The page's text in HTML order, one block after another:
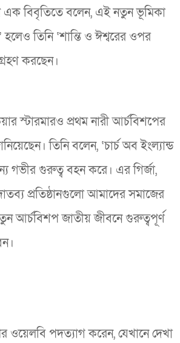
এক বিবৃতিতে বলেন, এই নতুন ভূমিকা
হলেও তিনি ‘শান্তি ও ঈশ্বরের ওপর
করছেন।
স্টারমারও প্রথম নারী আর্চবিশপের
তিনি বলেন, ‘চার্চ অব ইংল্যান্ড
গভীর গুরুত্ব বহন করে। এর গির্জা,
প্রতিষ্ঠানগুলো আমাদের সমাজের
আর্চবিশপ জাতীয় জীবনে গুরুত্বপূর্ণ
ওয়েলবি পদত্যাগ করেন, যেখানে দেখা